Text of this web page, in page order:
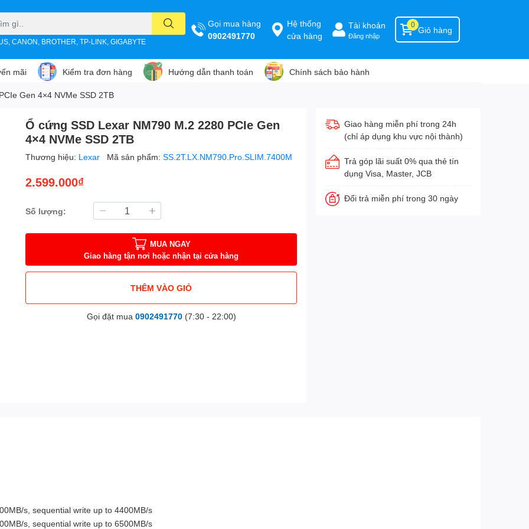
CANON, BROTHER, TP-LINK, GIGABYTE
Gọi mua hàng
0902491770
Hệ thống
cửa hàng
Tài khoản
Đăng nhập
Giỏ hàng
0
mãi Kiểm tra đơn hàng Hướng dẫn thanh toán Chính sách bảo hành
Gen 4×4 NVMe SSD 2TB
Ổ cứng SSD Lexar NM790 M.2 2280 PCIe Gen
4×4 NVMe SSD 2TB
Thương hiệu: Lexar Mã sản phẩm:SS.2T.LX.NM790.Pro.SLIM.7400M
2.599.000₫
Số lượng:
MUA NGAY
Giao hàng tận nơi hoặc nhận tại cửa hàng
THÊM VÀO GIỎ
Gọi đặt mua 0902491770(7:30 - 22:00)
Giao hàng miễn phí trong 24h
(chỉ áp dụng khu vực nội thành)
Trả góp lãi suất 0% qua thẻ tín
dụng Visa, Master, JCB
Đổi trả miễn phí trong 30 ngày
s, sequential write up to 4400MB/s
s, sequential write up to 6500MB/s